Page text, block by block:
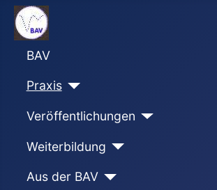
BAV
Praxis
Veröffentlichungen
Weiterbildung
Aus der BAV